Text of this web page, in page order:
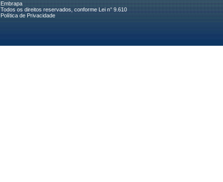
Embrapa
Todos os direitos reservados, conforme Lei n° 9.610
Política de Privacidade